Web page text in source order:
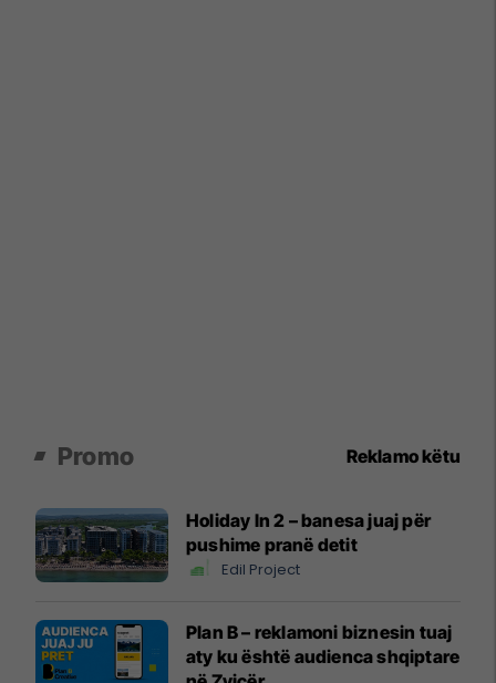
Promo Reklamo këtu
Holiday In 2 – banesa juaj për
pushime pranë detit
Edil Project
Plan B – reklamoni biznesin tuaj
aty ku është audienca shqiptare